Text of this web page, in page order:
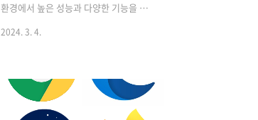
환경에서 높은 성능과 다양한 기능을 제
RAR 지원 무료 압축 프로그램 지원 포맷
7Z, ACE, AES, ALZ, ARJ, BH, BIN,
BR, BZ, BZ2, CAB, Compound(MSI),
2024. 3. 4.